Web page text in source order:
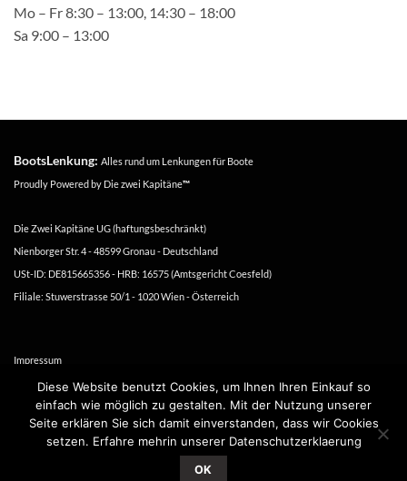
Mo – Fr 8:30 – 13:00, 14:30 – 18:00
Sa 9:00 – 13:00
BootsLenkung: Alles rund um Lenkungen für Boote
Proudly Powered by Die zwei Kapitäne™
Die Zwei Kapitäne UG (haftungsbeschränkt)
Nienborger Str. 4 - 48599 Gronau - Deutschland
USt-ID: DE815665356 - HRB: 16575 (Amtsgericht Coesfeld)
Filiale: Stuwerstrasse 50/1 - 1020 Wien - Österreich
Impressum
Versand- und Zahlungsbedingungen
Datenschutzerklärung
Geschäftsbeding. u. Widerrufsrecht
Diese Website benutzt Cookies, um Ihnen Ihren Einkauf so
einfach wie möglich zu gestalten. Mit der Nutzung unserer
Seite erklären Sie sich damit einverstanden, dass wir Cookies
setzen. Erfahre mehrin unserer Datenschutzerklaerung
OK